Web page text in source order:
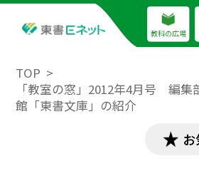
教科の広場
TOP
「教室の窓」2012年4月号 編集
館「東書文庫」の紹介